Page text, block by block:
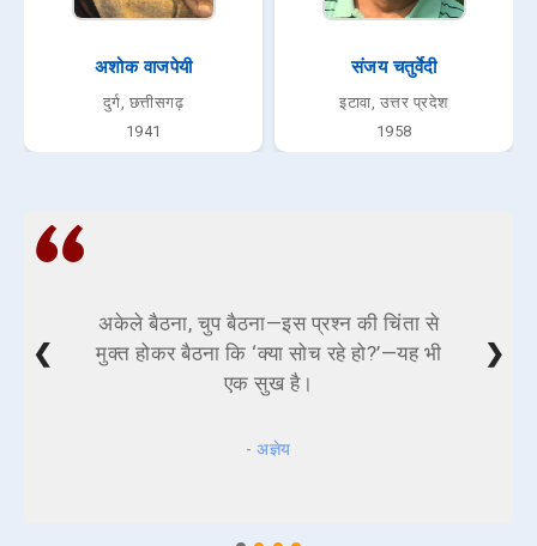
अशोक वाजपेयी
दुर्ग, छत्तीसगढ़
1941
संजय चतुर्वेदी
इटावा, उत्तर प्रदेश
1958
अकेले बैठना, चुप बैठना—इस प्रश्न की चिंता से
मुक्त होकर बैठना कि ‘क्या सोच रहे हो?’—यह भी
एक सुख है।
- अज्ञेय
❮ ❯